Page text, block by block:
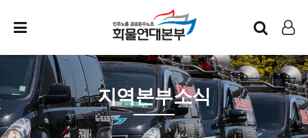
인트라넷
LOG IN
지역본부소식